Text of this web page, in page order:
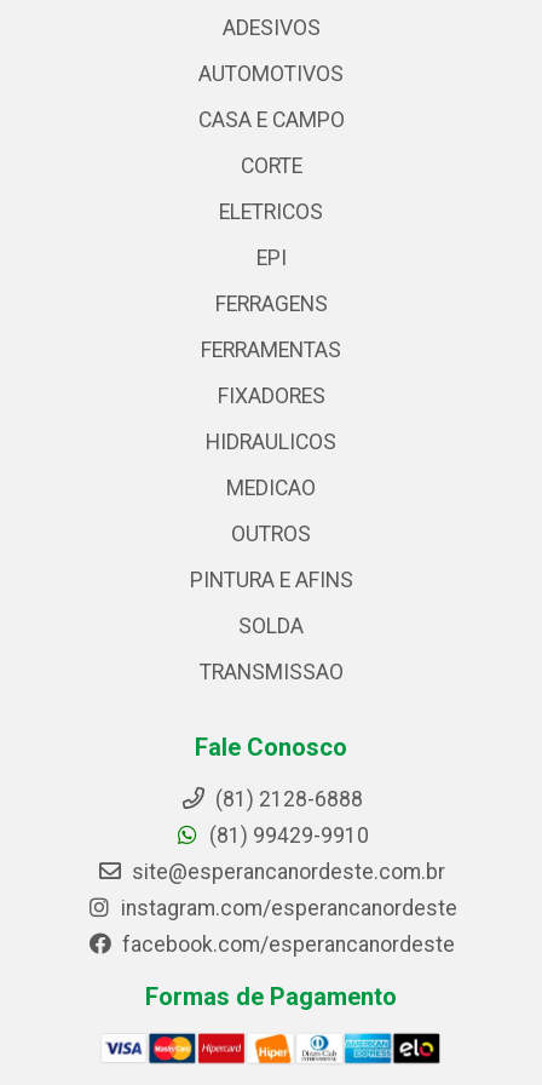
ADESIVOS
AUTOMOTIVOS
CASA E CAMPO
CORTE
ELETRICOS
EPI
FERRAGENS
FERRAMENTAS
FIXADORES
HIDRAULICOS
MEDICAO
OUTROS
PINTURA E AFINS
SOLDA
TRANSMISSAO
Fale Conosco
(81) 2128-6888
(81) 99429-9910
site@esperancanordeste.com.br
instagram.com/esperancanordeste
facebook.com/esperancanordeste
Formas de Pagamento